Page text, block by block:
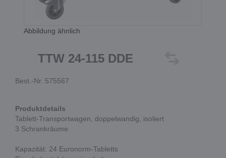
Abbildung ähnlich
TTW 24-115 DDE
Best.-Nr. 575567
Produktdetails
Tablett-Transportwagen, doppelwandig, isoliert
3 Schrankräume
Kapazität: 24 Euronorm-Tabletts